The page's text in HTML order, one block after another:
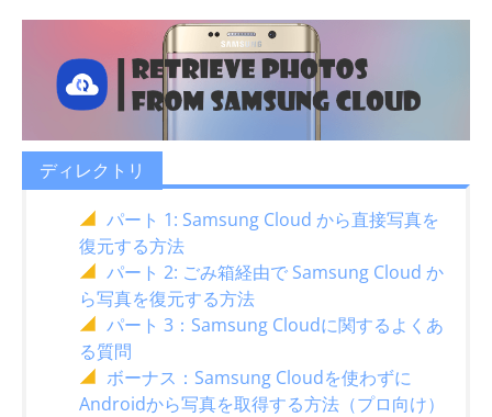
ディレクトリ
パート 1: Samsung Cloud から直接写真を
復元する方法
パート 2: ごみ箱経由で Samsung Cloud か
ら写真を復元する方法
パート 3：Samsung Cloudに関するよくあ
る質問
ボーナス：Samsung Cloudを使わずに
Androidから写真を取得する方法（プロ向け）